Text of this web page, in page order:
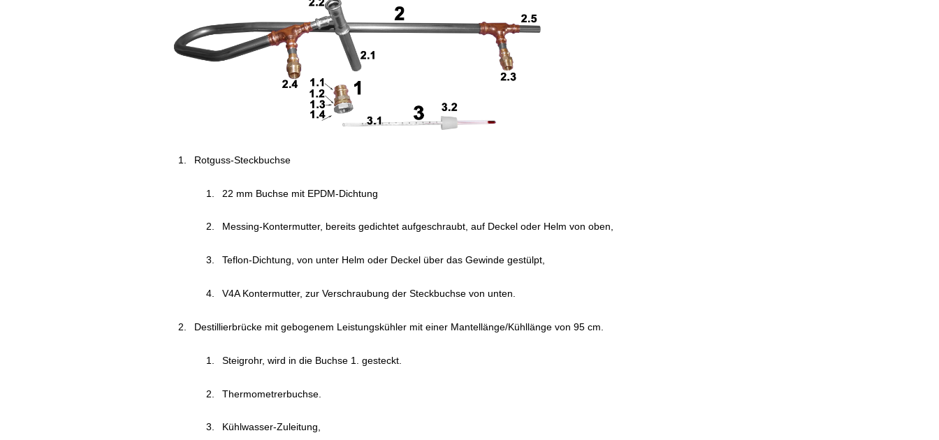
Rotguss-Steckbuchse
22 mm Buchse mit EPDM-Dichtung
Messing-Kontermutter, bereits gedichtet aufgeschraubt, auf Deckel oder Helm von oben,
Teflon-Dichtung, von unter Helm oder Deckel über das Gewinde gestülpt,
V4A Kontermutter, zur Verschraubung der Steckbuchse von unten.
Destillierbrücke mit gebogenem Leistungskühler mit einer Mantellänge/Kühllänge von 95 cm.
Steigrohr, wird in die Buchse 1. gesteckt.
Thermometrerbuchse.
Kühlwasser-Zuleitung,